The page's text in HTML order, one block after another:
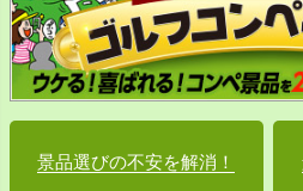
景品選びの不安を解消！